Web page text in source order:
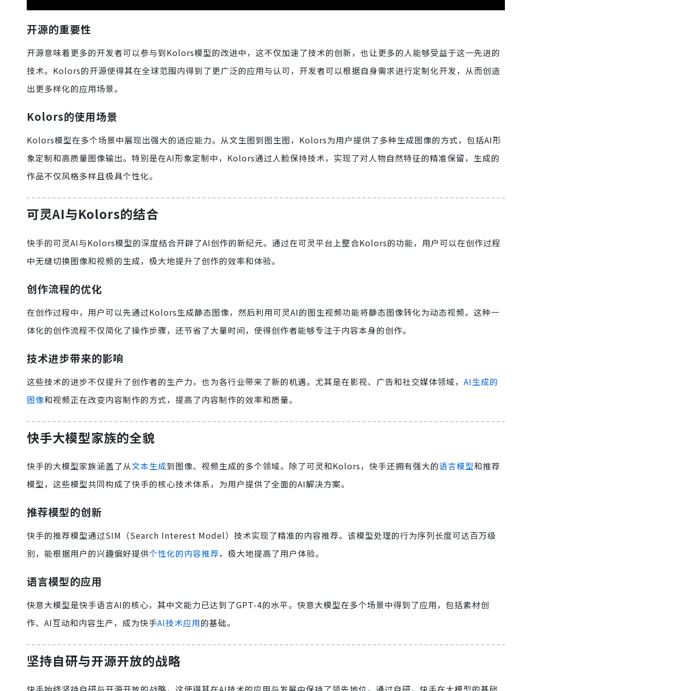
开源的重要性
开源意味着更多的开发者可以参与到Kolors模型的改进中，这不仅加速了技术的创新，也让更多的人能够受益于这一先进的
技术。Kolors的开源使得其在全球范围内得到了更广泛的应用与认可，开发者可以根据自身需求进行定制化开发，从而创造
出更多样化的应用场景。
Kolors的使用场景
Kolors模型在多个场景中展现出强大的适应能力。从文生图到图生图，Kolors为用户提供了多种生成图像的方式，包括AI形
象定制和高质量图像输出。特别是在AI形象定制中，Kolors通过人脸保持技术，实现了对人物自然特征的精准保留，生成的
作品不仅风格多样且极具个性化。
可灵AI与Kolors的结合
快手的可灵AI与Kolors模型的深度结合开辟了AI创作的新纪元。通过在可灵平台上整合Kolors的功能，用户可以在创作过程
中无缝切换图像和视频的生成，极大地提升了创作的效率和体验。
创作流程的优化
在创作过程中，用户可以先通过Kolors生成静态图像，然后利用可灵AI的图生视频功能将静态图像转化为动态视频。这种一
体化的创作流程不仅简化了操作步骤，还节省了大量时间，使得创作者能够专注于内容本身的创作。
技术进步带来的影响
这些技术的进步不仅提升了创作者的生产力，也为各行业带来了新的机遇。尤其是在影视、广告和社交媒体领域， AI生成的
图像和视频正在改变内容制作的方式，提高了内容制作的效率和质量。
快手大模型家族的全貌
快手的大模型家族涵盖了从文本生成到图像、视频生成的多个领域。除了可灵和Kolors，快手还拥有强大的语言模型和推荐
模型，这些模型共同构成了快手的核心技术体系，为用户提供了全面的AI解决方案。
推荐模型的创新
快手的推荐模型通过SIM（Search Interest Model）技术实现了精准的内容推荐。该模型处理的行为序列长度可达百万级
别，能根据用户的兴趣偏好提供个性化的内容推荐，极大地提高了用户体验。
语言模型的应用
快意大模型是快手语言AI的核心，其中文能力已达到了GPT-4的水平。快意大模型在多个场景中得到了应用，包括素材创
作、AI互动和内容生产，成为快手AI技术应用的基础。
坚持自研与开源开放的战略